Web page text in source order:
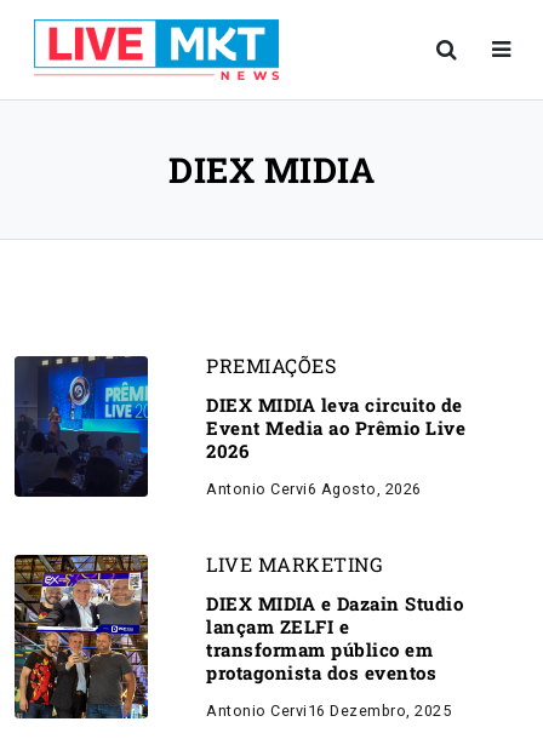
DIEX MIDIA
PREMIAÇÕES
DIEX MIDIA leva circuito de
Event Media ao Prêmio Live
2026
Antonio Cervi6 Agosto, 2026
LIVE MARKETING
DIEX MIDIA e Dazain Studio
lançam ZELFI e
transformam público em
protagonista dos eventos
Antonio Cervi 16 Dezembro, 2025